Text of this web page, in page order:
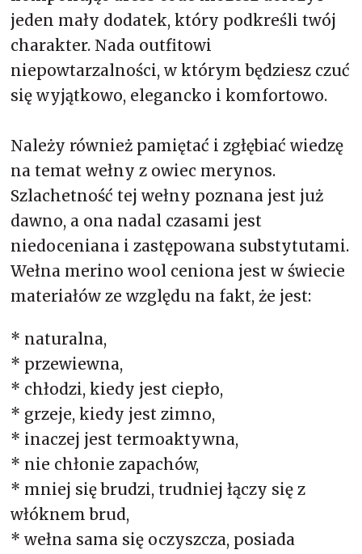
jeden mały dodatek, który podkreśli twój
charakter. Nada outfitowi
niepowtarzalności, w którym będziesz czuć
się wyjątkowo, elegancko i komfortowo.
Należy również pamiętać i zgłębiać wiedzę
na temat wełny z owiec merynos.
Szlachetność tej wełny poznana jest już
dawno, a ona nadal czasami jest
niedoceniana i zastępowana substytutami.
Wełna merino wool ceniona jest w świecie
materiałów ze względu na fakt, że jest:
* naturalna,
* przewiewna,
* chłodzi, kiedy jest ciepło,
* grzeje, kiedy jest zimno,
* inaczej jest termoaktywna,
* nie chłonie zapachów,
* mniej się brudzi, trudniej łączy się z
włóknem brud,
* wełna sama się oczyszcza, posiada